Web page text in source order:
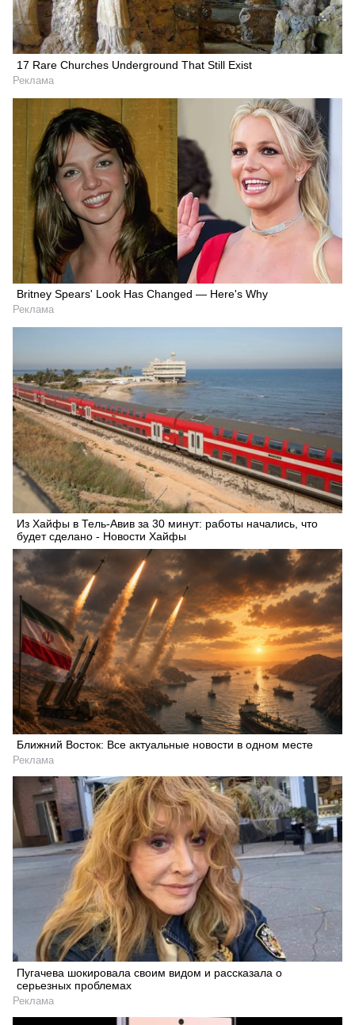
17 Rare Churches Underground That Still Exist
Реклама
Britney Spears' Look Has Changed — Here's Why
Реклама
Из Хайфы в Тель-Авив за 30 минут: работы начались, что
будет сделано - Новости Хайфы
Ближний Восток: Все актуальные новости в одном месте
Реклама
Пугачева шокировала своим видом и рассказала о
серьезных проблемах
Реклама